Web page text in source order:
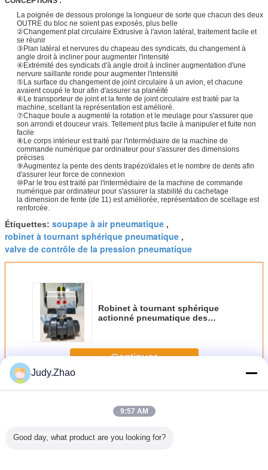
La poignée de dessous prolonge la longueur de sorte que chacun des deux
OUTRE du bloc ne soient pas exposés, plus belle
②Changement plat circulaire Extrusive à l'avion latéral, traitement facile et
se réunir
③Plan latéral et nervures du chapeau des syndicats, du changement à
angle droit à incliner pour augmenter l'intensité
④Extrémité des syndicats d'à angle droit à incliner augmentation d'une
nervure saillante ronde pour augmenter l'intensité
⑤La surface du changement de joint circulaire à un avion, et chacune
avaient coupé le tour afin d'assurer sa planéité
⑥Le transporteur de joint et la fente de joint circulaire est traité par la
machine, scellant la représentation est amélioré.
⑦Chaque boule a augmenté la rotation et le meulage pour s'assurer que
son arrondi et douceur vrais. Tellement plus facile à manipuler et fuite non
facile
⑧Le corps intérieur est traité par l'intermédiaire de la machine de
commande numérique par ordinateur pour s'assurer des dimensions
précises
⑨Augmentez la pente des dents trapézoïdales et le nombre de dents afin
d'assurer leur force de connexion
⑩Par le trou est traité par l'intermédiaire de la machine de commande
numérique par ordinateur pour s'assurer la stabilité du cachetage
la dimension de fente (de 11) est améliorée, représentation de scellage est
renforcée.
Étiquettes: soupape à air pneumatique ,
robinet à tournant sphérique pneumatique ,
valve de contrôle de la pression pneumatique
Robinet à tournant sphérique
actionné pneumatique des
pneumatique temporaire de
double.
Continuer
PlusRobinet à tournant sphérique pneumatique
Judy.Zhao
9:57 AM
Good day, what product are you looking for?